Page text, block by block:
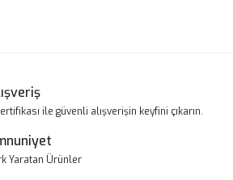
ile güvenli alışverişin keyfini çıkarın.
Yaratan Ürünler